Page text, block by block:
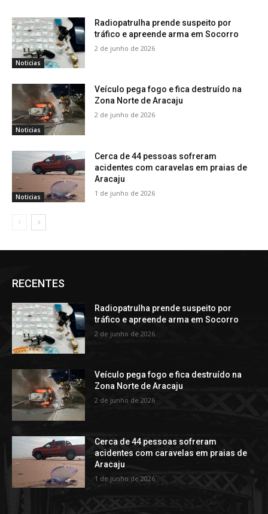
Noticias
Radiopatrulha prende suspeito por
tráfico e apreende arma em Socorro
2 de junho de 2026
Noticias
Veículo pega fogo e fica destruído na
Zona Norte de Aracaju
2 de junho de 2026
Noticias
Cerca de 44 pessoas sofreram
acidentes com caravelas em praias de
Aracaju
1 de junho de 2026
RECENTES
Radiopatrulha prende suspeito por
tráfico e apreende arma em Socorro
2 de junho de 2026
Veículo pega fogo e fica destruído na
Zona Norte de Aracaju
2 de junho de 2026
Cerca de 44 pessoas sofreram
acidentes com caravelas em praias de
Aracaju
1 de junho de 2026